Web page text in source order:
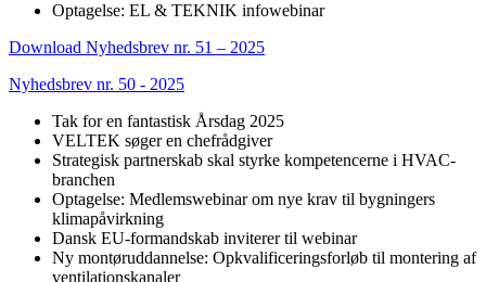
Optagelse: EL & TEKNIK infowebinar
Download Nyhedsbrev nr. 51 – 2025
Nyhedsbrev nr. 50 - 2025
Tak for en fantastisk Årsdag 2025
VELTEK søger en chefrådgiver
Strategisk partnerskab skal styrke kompetencerne i HVAC-
branchen
Optagelse: Medlemswebinar om nye krav til bygningers
klimapåvirkning
Dansk EU-formandskab inviterer til webinar
Ny montøruddannelse: Opkvalificeringsforløb til montering af
ventilationskanaler